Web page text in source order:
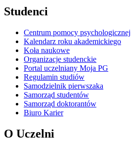
Studenci
Centrum pomocy psychologicznej
Kalendarz roku akademickiego
Koła naukowe
Organizacje studenckie
Portal uczelniany Moja PG
Regulamin studiów
Samodzielnik pierwszaka
Samorząd studentów
Samorząd doktorantów
Biuro Karier
O Uczelni